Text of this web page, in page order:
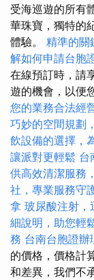
受海巡遊的所有
華珠寶，獨特的
體驗。 精準的關
解如何申請台胞
在線預訂時，請
遊的機會，以便
您的業務合法經
巧妙的空間規劃
飲設備的選擇，
讓派對更輕鬆 台
供高效清潔服務
社，專業服務守
拿 玻尿酸注射，
細說明，助您輕
務 台南台胞證辦
的價格，價格計
和差異，我們不